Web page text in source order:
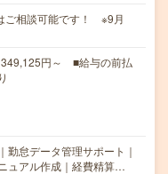
相談可能です！ ※9月
円～ ■給与の前払
勤怠データ管理サポート｜
ュアル作成｜経費精算…